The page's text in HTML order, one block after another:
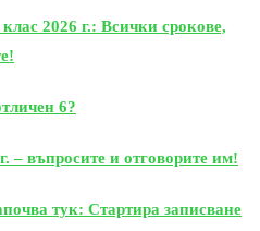
2026 г.: Всички срокове,
6?
– въпросите и отговорите им!
тук: Стартира записване